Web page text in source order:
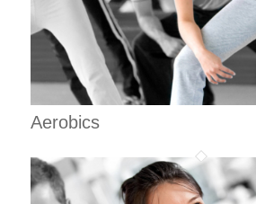
Aerobics